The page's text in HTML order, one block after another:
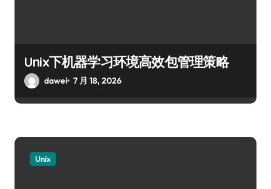
Unix下机器学习环境高效包管理策略
dawei 7 月 18, 2026
Unix